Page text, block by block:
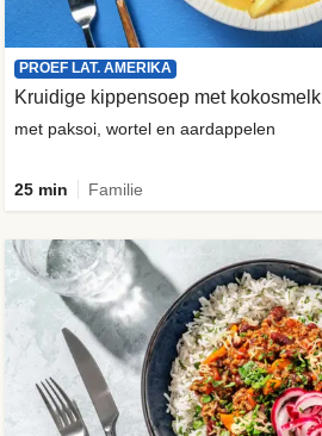
PROEF LAT. AMERIKA
Kruidige kippensoep met kokosmelk
met paksoi, wortel en aardappelen
25 min Familie